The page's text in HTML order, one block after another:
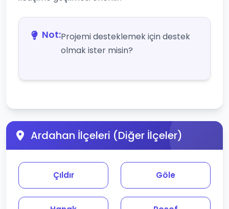
Not:Projemi desteklemek için destek
olmak ister misin?
Ardahan İlçeleri (Diğer İlçeler)
Çıldır Göle